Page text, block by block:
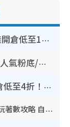
開倉優惠 | 尖沙咀海港城名牌波鞋開倉低至1折！On鞋$899起／Joy&Peace鞋履$98起
CHANEL美妝限時減價低至3折！人氣粉底/唇膏/精華液低至$275！COCO香水都有平
開倉優惠｜尖沙咀名牌行李箱開倉低至4折！一連5日 American Tourister/ace./Hallmark $200起！
【8月生日優惠2026】全港85大食買玩著數攻略 自助餐/火鍋放題同行免費＋誠品/DONKI送現金券